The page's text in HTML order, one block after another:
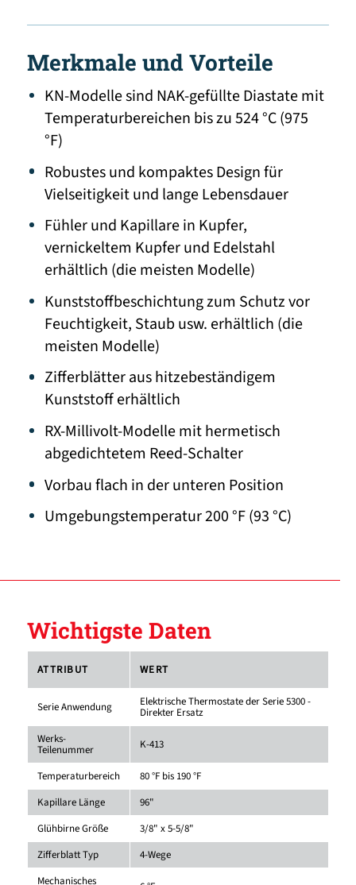
Merkmale und Vorteile
KN-Modelle sind NAK-gefüllte Diastate mit
Temperaturbereichen bis zu 524 °C (975
°F)
Robustes und kompaktes Design für
Vielseitigkeit und lange Lebensdauer
Fühler und Kapillare in Kupfer,
vernickeltem Kupfer und Edelstahl
erhältlich (die meisten Modelle)
Kunststoffbeschichtung zum Schutz vor
Feuchtigkeit, Staub usw. erhältlich (die
meisten Modelle)
Zifferblätter aus hitzebeständigem
Kunststoff erhältlich
RX-Millivolt-Modelle mit hermetisch
abgedichtetem Reed-Schalter
Vorbau flach in der unteren Position
Umgebungstemperatur 200 °F (93 °C)
Wichtigste Daten
ATTRIBUT WERT
Serie Anwendung Elektrische Thermostate der Serie 5300 -
Direkter Ersatz
Werks-
Teilenummer K-413
Temperaturbereich
80 °F bis 190 °F
Kapillare Länge
96"
Glühbirne Größe
3/8" x 5-5/8"
Zifferblatt Typ
4-Wege
Mechanisches